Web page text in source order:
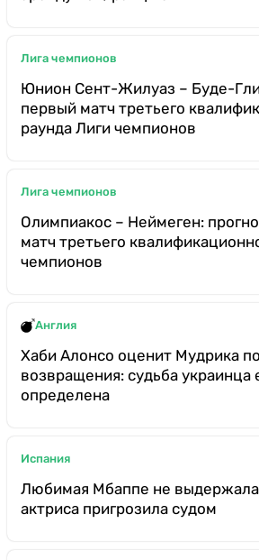
Лига чемпионов
Юнион Сент-Жилуаз – Буде-
первый матч третьего
раунда Лиги чемпионов
Лига чемпионов
Олимпиакос – Неймеген:
матч третьего
чемпионов
Англия
Хаби Алонсо оценит Мудрика
возвращения: судьба украинца
определена
Испания
Любимая Мбаппе не
актриса пригрозила судом